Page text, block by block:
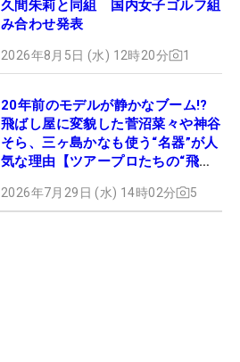
久間朱莉と同組 国内女子ゴルフ組
み合わせ発表
2026年8月5日 (水) 12時20分 1
20年前のモデルが静かなブーム!?
飛ばし屋に変貌した菅沼菜々や神谷
そら、三ヶ島かなも使う“名器”が人
気な理由【ツアープロたちの“飛ば
2026年7月29日 (水) 14時02分 5